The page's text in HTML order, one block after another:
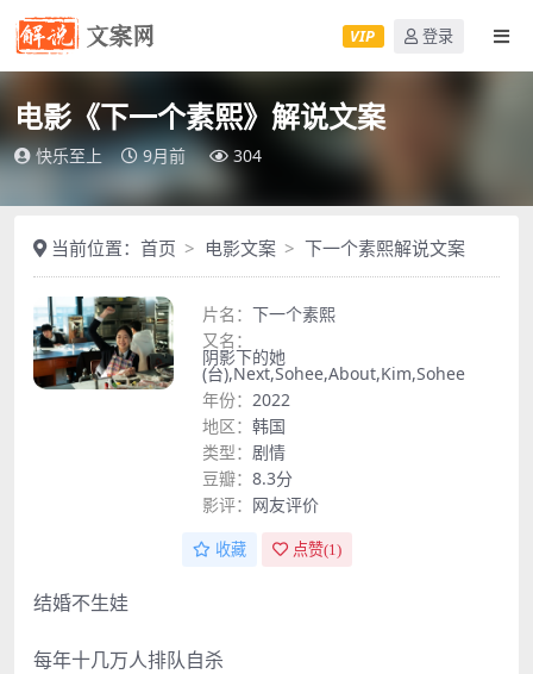
VIP 登录
电影《下一个素熙》解说文案
快乐至上 9月前 304
当前位置： 首页 电影文案 下一个素熙解说文案
片名： 下一个素熙
又名：
阴影下的她
(台),Next,Sohee,About,Kim,Sohee
年份： 2022
地区： 韩国
类型： 剧情
豆瓣： 8.3分
影评： 网友评价
收藏 点赞(1 )
结婚不生娃
每年十几万人排队自杀